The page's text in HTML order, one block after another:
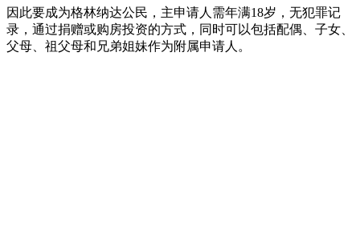
因此要成为格林纳达公民，主申请人需年满18岁，无犯罪记
录，通过捐赠或购房投资的方式，同时可以包括配偶、子女、
父母、祖父母和兄弟姐妹作为附属申请人。